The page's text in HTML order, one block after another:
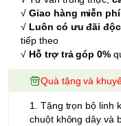
√Giao hàng miễn phí
√ Luôn có ưu đãi
tiếp theo
√ Hỗ trợ trả góp 0%
Quà tặng và
1. Tặng trọn bộ linh
chuột không dây và